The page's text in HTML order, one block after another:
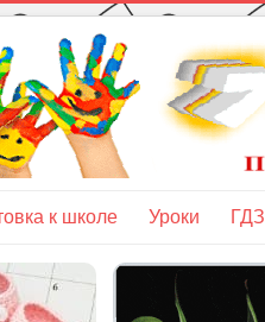
к школе Уроки ГДЗ